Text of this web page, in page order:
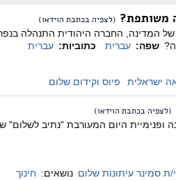
משותפת? (לצפיה בכתבת הוידאו)
המדינה, החברה היהודית התנהלה
שפה: עברית כתוביות: עברית
ישראלית פיוס וקידום שלום
(לצפיה בכתבת הוידאו)
ופנימיית היום המעורבת "נתיב
סמינר עיתונות שלום נושאים: חינוך